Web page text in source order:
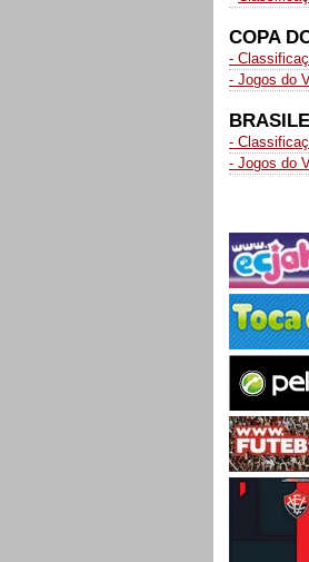
COPA
-
- Jogos do
-
- Jogos do